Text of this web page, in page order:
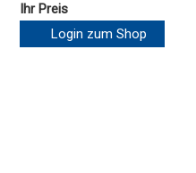
Ihr Preis
Login zum Shop